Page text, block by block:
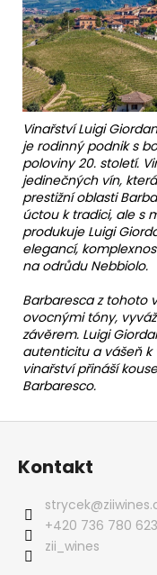
Vinařství Luigi
je rodinný podnik s
poloviny 20. století.
jedinečných vín,
prestižní oblasti
úctou k tradici, ale s
produkuje Luigi
elegancí,
na odrůdu Nebbiolo.
Barbaresca z tohoto
ovocnými tóny,
závěrem. Luigi
autenticitu a vášeň k
vinařství přináší
Barbaresco.
Kontakt
strycek@
+420 736 780 623
zii_wines